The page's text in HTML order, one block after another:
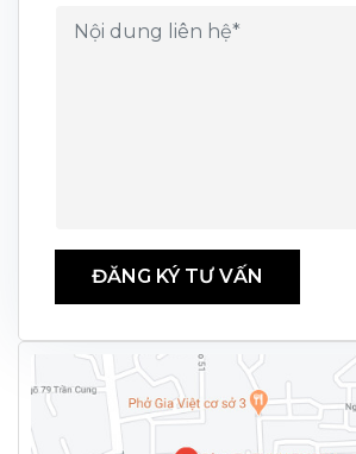
ĐĂNG KÝ TƯ VẤN